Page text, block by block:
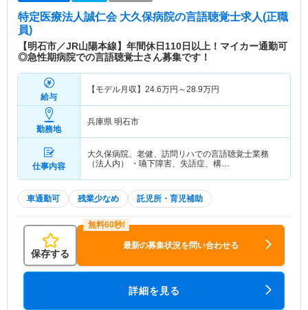
特定医療法人誠仁会 大久保病院の言語聴覚士求人(正職
員)
【明石市／JR山陽本線】年間休日110日以上！マイカー通勤可
◎急性期病院での言語聴覚士さん募集です！
給与
【モデル月収】 24.6万円～28.9万円
勤務地
兵庫県 明石市
仕事内容
大久保病院、老健、訪問リハでの言語聴覚士業務
（法人内） ・嚥下障害、失語症、構…
車通勤可 残業少なめ 託児所・育児補助
保存する
最新の募集状況を問い合わせる
詳細を見る